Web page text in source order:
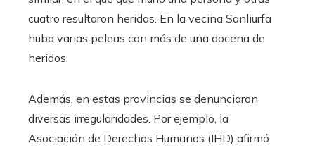
cuatro resultaron heridas. En la vecina Sanliurfa
hubo varias peleas con más de una docena de
heridos.
Además, en estas provincias se denunciaron
diversas irregularidades. Por ejemplo, la
Asociación de Derechos Humanos (IHD) afirmó